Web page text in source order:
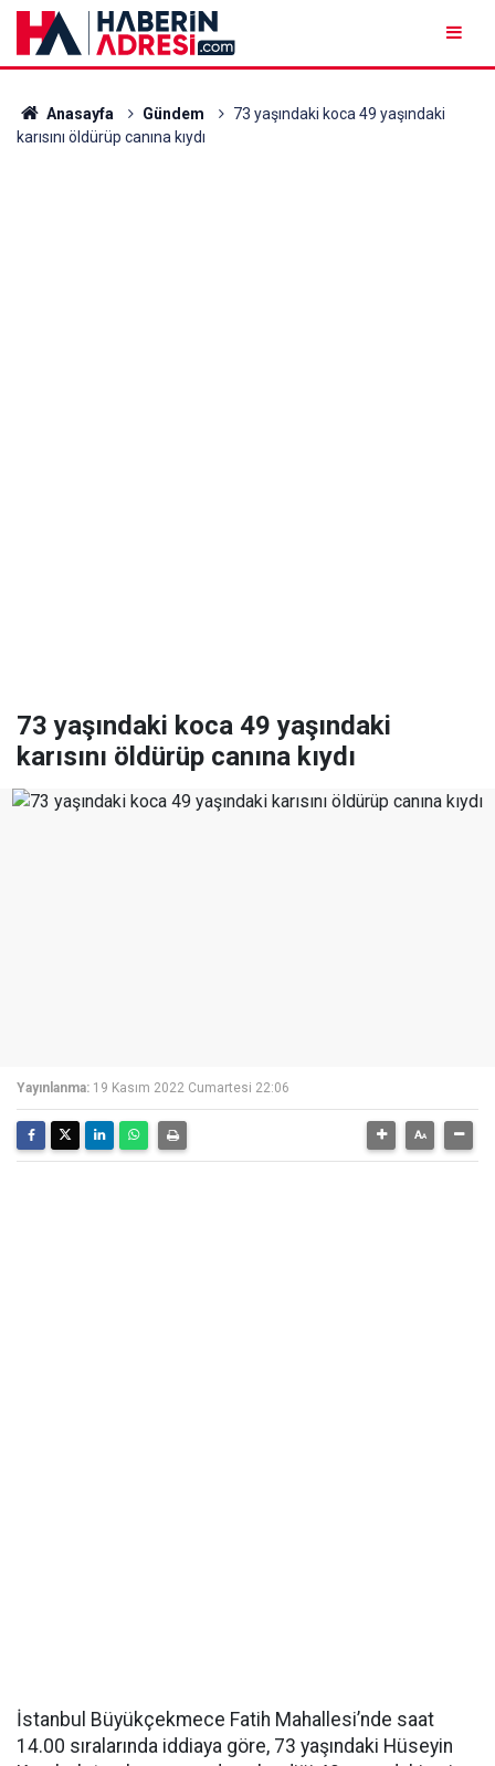
Anasayfa Gündem
73 yaşındaki koca 49 yaşındaki
karısını öldürüp canına kıydı
73 yaşındaki koca 49 yaşındaki
karısını öldürüp canına kıydı
Yayınlanma: 19 Kasım 2022 Cumartesi 22:06
İstanbul Büyükçekmece Fatih Mahallesi’nde saat
14.00 sıralarında iddiaya göre, 73 yaşındaki Hüseyin